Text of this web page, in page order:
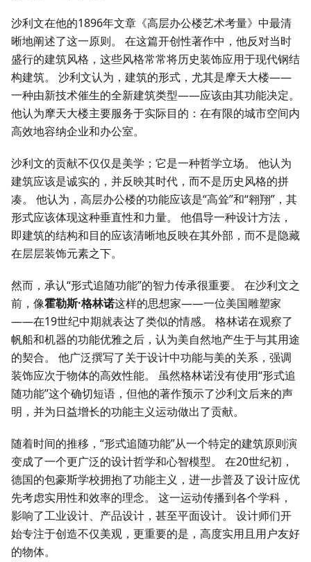
沙利文在他的1896年文章《高层办公楼艺术考量》中最清
晰地阐述了这一原则。 在这篇开创性著作中，他反对当时
盛行的建筑风格，这些风格常常将历史装饰应用于现代钢结
构建筑。 沙利文认为，建筑的形式，尤其是摩天大楼——
一种由新技术催生的全新建筑类型——应该由其功能决定。
他认为摩天大楼主要服务于实际目的：在有限的城市空间内
高效地容纳企业和办公室。
沙利文的贡献不仅仅是美学；它是一种哲学立场。 他认为
建筑应该是诚实的，并反映其时代，而不是历史风格的拼
凑。 他认为，高层办公楼的功能应该是“高耸”和“翱翔”，其
形式应该体现这种垂直性和力量。 他倡导一种设计方法，
即建筑的结构和目的应该清晰地反映在其外部，而不是隐藏
在层层装饰元素之下。
然而，承认“形式追随功能”的智力传承很重要。 在沙利文之
前，像霍勒斯·格林诺这样的思想家——一位美国雕塑家
——在19世纪中期就表达了类似的情感。 格林诺在观察了
帆船和机器的功能优雅之后，认为美自然地产生于与其用途
的契合。 他广泛撰写了关于设计中功能与美的关系，强调
装饰应次于物体的高效性能。 虽然格林诺没有使用“形式追
随功能”这个确切短语，但他的著作预示了沙利文后来的声
明，并为日益增长的功能主义运动做出了贡献。
随着时间的推移，“形式追随功能”从一个特定的建筑原则演
变成了一个更广泛的设计哲学和心智模型。 在20世纪初，
德国的包豪斯学校拥抱了功能主义，进一步普及了设计应优
先考虑实用性和效率的理念。 这一运动传播到各个学科，
影响了工业设计、产品设计，甚至平面设计。 设计师们开
始专注于创造不仅美观，更重要的是，高度实用且用户友好
的物体。